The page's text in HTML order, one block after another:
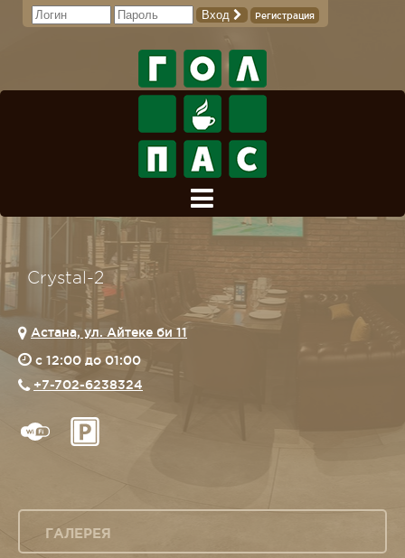
Вход Регистрация
Crystal-2
Астана, ул. Айтеке би 11
c 12:00 до 01:00
+7-702-6238324
ГАЛЕРЕЯ